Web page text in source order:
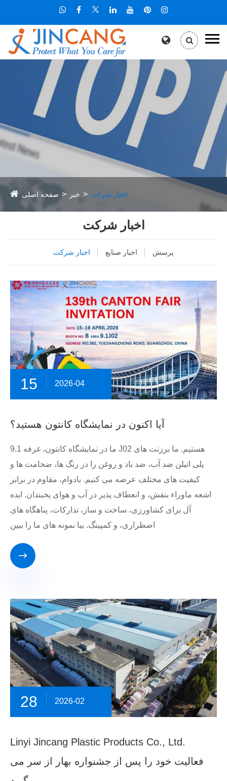
صفحه اصلی خبر اخبار شرکت
اخبار شرکت
اخبار شرکت اخبار صنایع پرسش
15 2026-04
آیا اکنون در نمایشگاه کانتون هستید؟
ما در نمایشگاه کانتون، غرفه 9.1 J02 هستیم. ما برزنت های
پلی اتیلن ضد آب، ضد باد و روغن را در رنگ ها، ضخامت ها و
کیفیت های مختلف عرضه می کنیم. بادوام، مقاوم در برابر
اشعه ماوراء بنفش، و انعطاف پذیر در آب و هوای یخبندان. ایده
آل برای کشاورزی، ساخت و ساز، تدارکات، پناهگاه های
اضطراری، و کمپینگ. بیا نمونه های ما را ببین

28 2026-02
Linyi Jincang Plastic Products Co., Ltd.
فعالیت خود را پس از جشنواره بهار از سر می